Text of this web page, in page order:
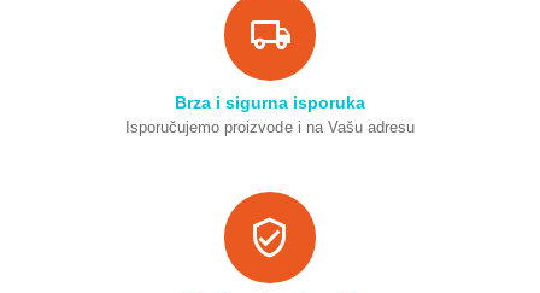
Brza i sigurna isporuka
Isporučujemo proizvode i na Vašu adresu